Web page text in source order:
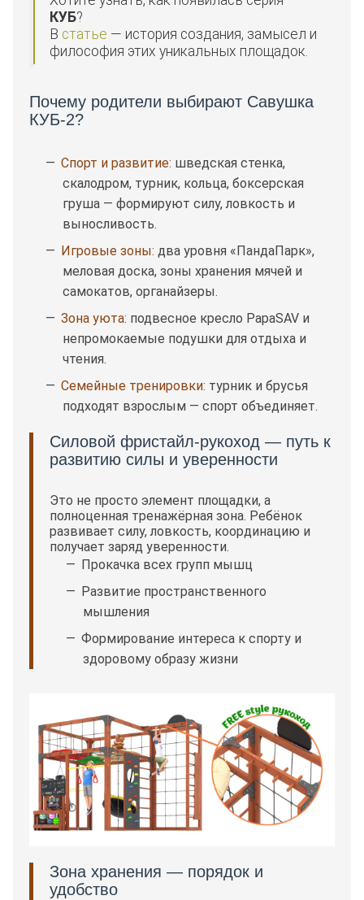
КУБ?
В статье — история создания, замысел и
философия этих уникальных площадок.
Почему родители выбирают Савушка
КУБ-2?
Спорт и развитие: шведская стенка,
скалодром, турник, кольца, боксерская
груша — формируют силу, ловкость и
выносливость.
Игровые зоны: два уровня «ПандаПарк»,
меловая доска, зоны хранения мячей и
самокатов, органайзеры.
Зона уюта: подвесное кресло PapaSAV и
непромокаемые подушки для отдыха и
чтения.
Семейные тренировки: турник и брусья
подходят взрослым — спорт объединяет.
Силовой фристайл-рукоход — путь к
развитию силы и уверенности
Это не просто элемент площадки, а
полноценная тренажёрная зона. Ребёнок
развивает силу, ловкость, координацию и
получает заряд уверенности.
Прокачка всех групп мышц
Развитие пространственного
мышления
Формирование интереса к спорту и
здоровому образу жизни
Зона хранения — порядок и
удобство